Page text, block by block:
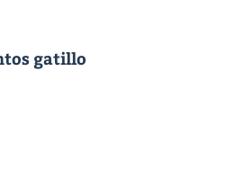
gatillo